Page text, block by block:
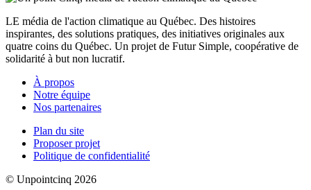
LE média de l'action climatique au Québec. Des histoires
inspirantes, des solutions pratiques, des initiatives originales aux
quatre coins du Québec. Un projet de Futur Simple, coopérative de
solidarité à but non lucratif.
À propos
Notre équipe
Nos partenaires
Plan du site
Proposer projet
Politique de confidentialité
© Unpointcinq 2026